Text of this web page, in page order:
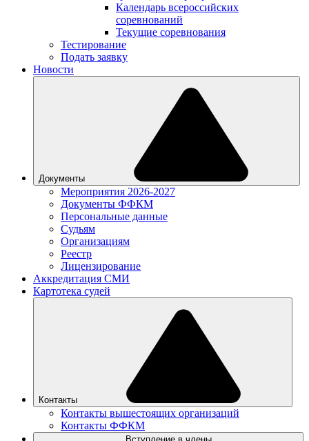
Календарь всероссийских
соревнований
Текущие соревнования
Тестирование
Подать заявку
Новости
Документы
Мероприятия 2026-2027
Документы ФФКМ
Персональные данные
Судьям
Организациям
Реестр
Лицензирование
Аккредитация СМИ
Картотека судей
Контакты
Контакты вышестоящих организаций
Контакты ФФКМ